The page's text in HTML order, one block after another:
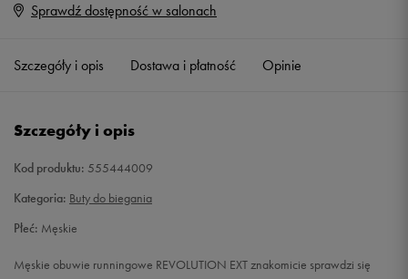
Rozmiary EU
43 27,5 cm
Sprawdź dostępność w salonach
Szczegóły i opis Dostawa i płatność Opinie
Szczegóły i opis
Kod produktu: 555444009
Kategoria: Buty do biegania
Płeć: Męskie
Męskie obuwie runningowe REVOLUTION EXT znakomicie sprawdzi się